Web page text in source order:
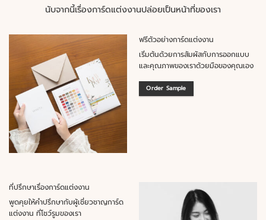
นับจากนี้เรื่องการ์ดแต่งงานปล่อยเป็นหน้าที่ของเรา
ฟรีตัวอย่างการ์ดแต่งงาน
เริ่มต้นด้วยการสัมผัสกับการออกแบบ
และคุณภาพของเราด้วยมือของคุณเอง
Order Sample
ที่ปรึกษาเรื่องการ์ดแต่งงาน
พูดคุยให้คำปรึกษากับผู้เชี่ยวชาญการ์ด
แต่งงาน ที่โชว์รูมของเรา